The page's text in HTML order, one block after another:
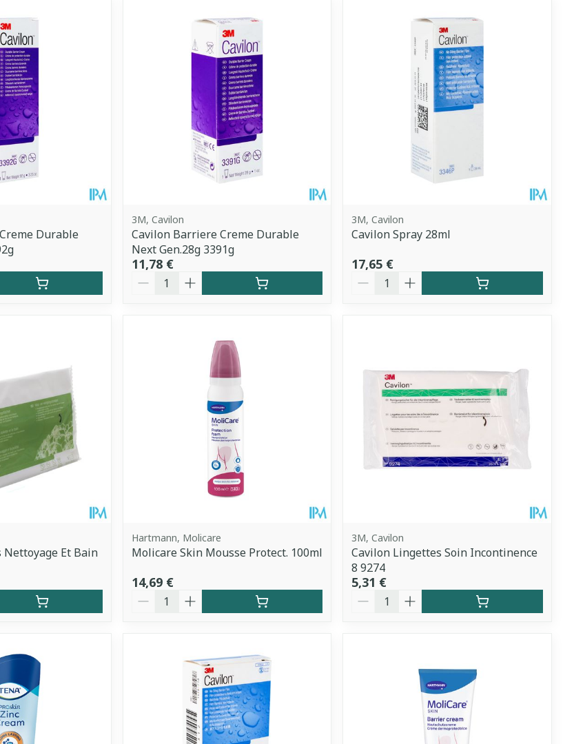
minimales et maximales du prix.
Durable
3M, Cavilon
Cavilon Barriere Creme Durable
Next Gen.28g 3391g
11,78 €
Quantité
3M, Cavilon
Cavilon Spray 28ml
17,65 €
Quantité
Et Bain
Hartmann, Molicare
Molicare Skin Mousse Protect. 100ml
14,69 €
Quantité
3M, Cavilon
Cavilon Lingettes Soin Incontinence
8 9274
5,31 €
Quantité